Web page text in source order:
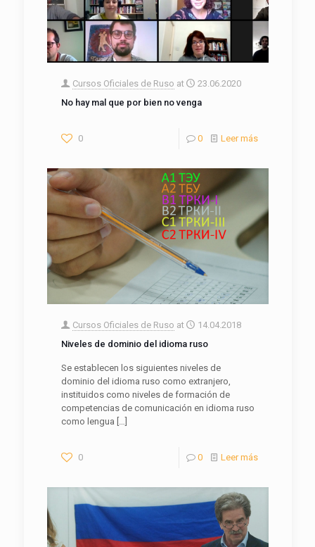
Cursos Oficiales de Ruso at
23.06.2020
No hay mal que por bien no venga
0 0 Leer más
Cursos Oficiales de Ruso at
14.04.2018
Niveles de dominio del idioma ruso
Se establecen los siguientes niveles de
dominio del idioma ruso como extranjero,
instituidos como niveles de formación de
competencias de comunicación en idioma ruso
como lengua […]
0 0 Leer más